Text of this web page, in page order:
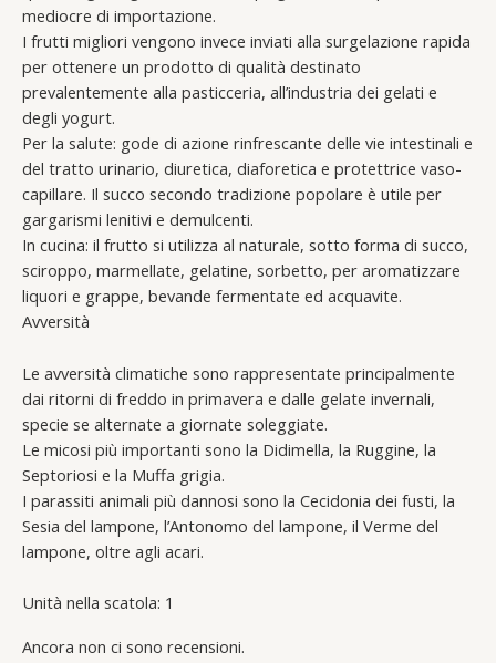
mediocre di importazione.
I frutti migliori vengono invece inviati alla surgelazione rapida
per ottenere un prodotto di qualità destinato
prevalentemente alla pasticceria, all’industria dei gelati e
degli yogurt.
Per la salute: gode di azione rinfrescante delle vie intestinali e
del tratto urinario, diuretica, diaforetica e protettrice vaso-
capillare. Il succo secondo tradizione popolare è utile per
gargarismi lenitivi e demulcenti.
In cucina: il frutto si utilizza al naturale, sotto forma di succo,
sciroppo, marmellate, gelatine, sorbetto, per aromatizzare
liquori e grappe, bevande fermentate ed acquavite.
Avversità
Le avversità climatiche sono rappresentate principalmente
dai ritorni di freddo in primavera e dalle gelate invernali,
specie se alternate a giornate soleggiate.
Le micosi più importanti sono la Didimella, la Ruggine, la
Septoriosi e la Muffa grigia.
I parassiti animali più dannosi sono la Cecidonia dei fusti, la
Sesia del lampone, l’Antonomo del lampone, il Verme del
lampone, oltre agli acari.
Unità nella scatola: 1
Ancora non ci sono recensioni.